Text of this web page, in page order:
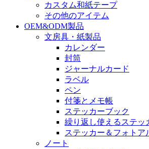
カスタム和紙テープ
その他のアイテム
OEM&ODM製品
文房具・紙製品
カレンダー
封筒
ジャーナルカード
ラベル
ペン
付箋とメモ帳
ステッカーブック
繰り返し使えるステッ
ステッカー＆フォトア
ノート